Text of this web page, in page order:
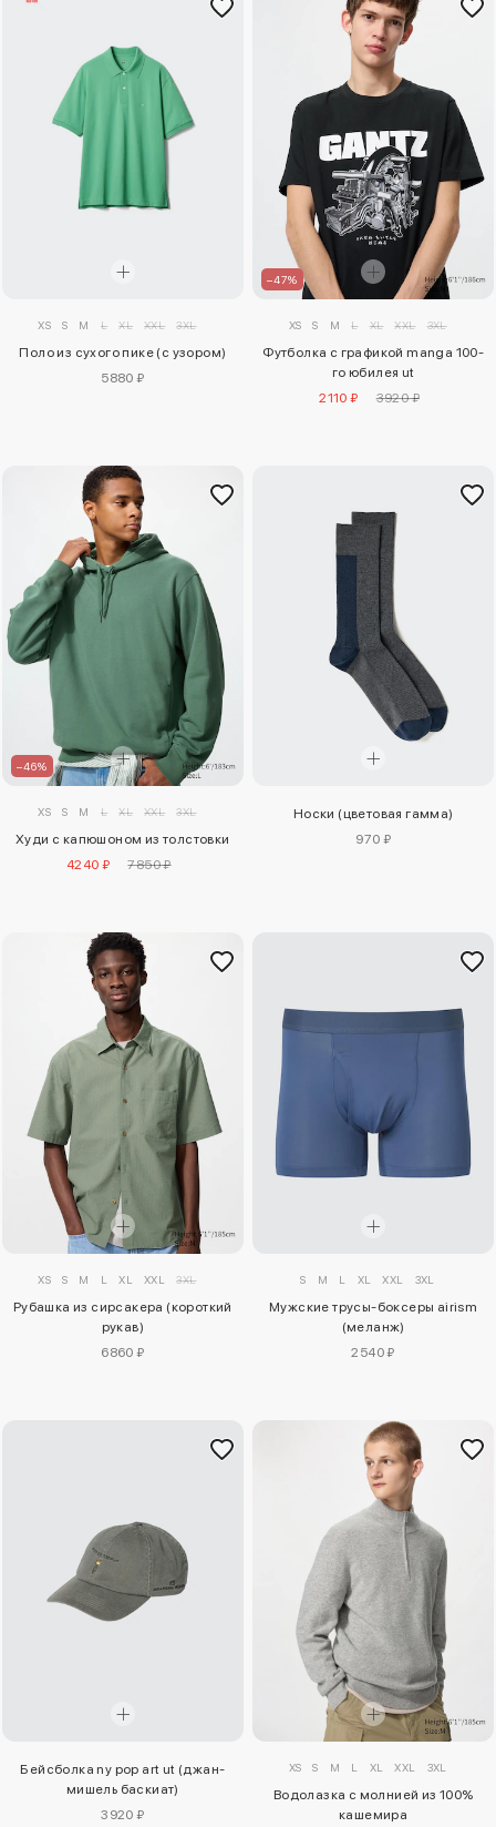
XS S M L XL XXL 3XL
Поло из сухого пике (с узором)
5880 ₽
–47%
XS S M L XL XXL 3XL
Футболка с графикой manga 100-
го юбилея ut
2110 ₽
3920 ₽
–46%
XS S M L XL XXL 3XL
Худи с капюшоном из толстовки
4240 ₽
7850 ₽
Носки (цветовая гамма)
970 ₽
XS S M L XL XXL 3XL
Рубашка из сирсакера (короткий
рукав)
6860 ₽
S M L XL XXL 3XL
Мужские трусы-боксеры airism
(меланж)
2540 ₽
Бейсболка ny pop art ut (джан-
мишель баскиат)
3920 ₽
XS S M L XL XXL 3XL
Водолазка с молнией из 100%
кашемира